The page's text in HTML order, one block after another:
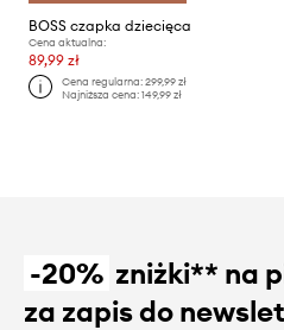
BOSS czapka dziecięca
Cena aktualna:
89,99 zł
Cena regularna:299,99 zł
Najniższa cena:149,99 zł
-20% zniżki** na
za zapis do